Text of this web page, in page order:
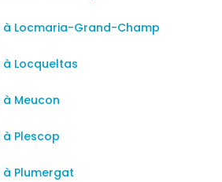
à Locmaria-Grand-Champ
à Locqueltas
Meucon
Plescop
à Plumergat